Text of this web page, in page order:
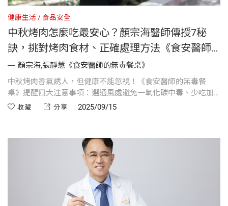
健康生活 食品安全
中秋烤肉怎麼吃最安心？顏宗海醫師傳授7秘
訣，挑對烤肉食材、正確處理方法《食安醫師
的無毒餐桌》
顏宗海,張靜慧《食安醫師的無毒餐桌》
中秋烤肉香氣誘人，但健康不能忽視！《食安醫師的無毒餐
桌》提醒四大注意事項：選通風處避免一氧化碳中毒、少吃加
工肉防致癌物、分開處理生熟食、防止細菌汙染、避免食物烤
臟。守住食安，安心享受中秋美味！
收藏 分享 2025/09/15